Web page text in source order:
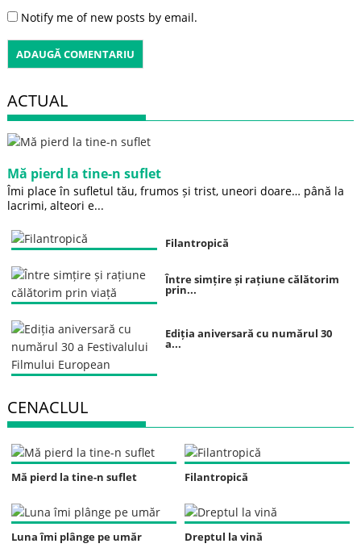
Notify me of new posts by email.
ACTUAL
Mă pierd la tine-n suflet
Îmi place în sufletul tău, frumos și trist, uneori doare… până la
lacrimi, alteori e...
Filantropică
Între simțire și rațiune călătorim
prin...
Ediția aniversară cu numărul 30
a...
CENACLUL
Mă pierd la tine-n suflet Filantropică
Luna îmi plânge pe umăr Dreptul la vină